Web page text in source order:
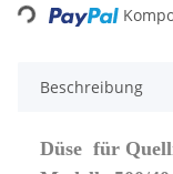
Beschreibung
Düse für